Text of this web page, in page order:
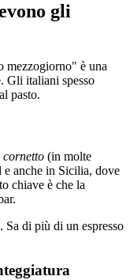
gli
mezzogiorno" è una
Gli italiani spesso
pasto.
cornetto (in molte
e anche in Sicilia, dove
chiave è che la
Sa di più di un espresso